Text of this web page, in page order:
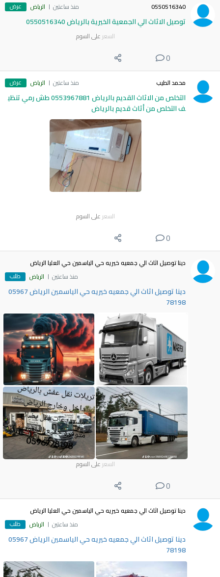
0550516340 منذ ساعتين الرياض عرض
توصيل الاثاث الي الجمعية الخيرية بالرياض 0550516340
السعر على السوم
0
محمد الطيب منذ ساعتين الرياض عرض
التخلص من الاثاث القديم بالرياض 0553967881 طش رمي تنظي
ف التخلص من أثاث قديم بالرياض
السعر على السوم
0
دينا توصيل اثاث الي جمعيه خيريه حي الياسمين حي العليا الرياض
منذ ساعتين
الرياض طلب
دينا توصيل اثاث الي جمعيه خيريه حي الياسمين الرياض 05967
78198
السعر على السوم
0
دينا توصيل اثاث الي جمعيه خيريه حي الياسمين حي العليا الرياض
منذ ساعتين
الرياض طلب
دينا توصيل اثاث الي جمعيه خيريه حي الياسمين الرياض 05967
78198